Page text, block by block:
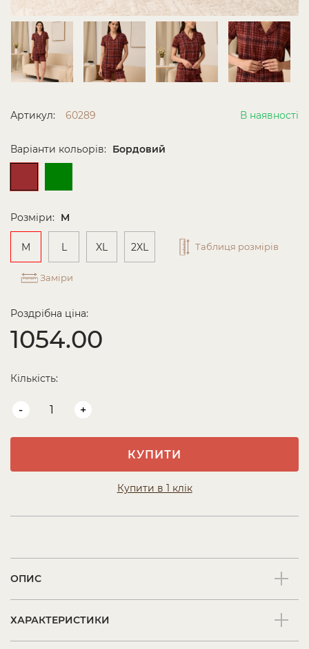
Артикул: 60289 В наявності
Варіанти кольорів: Бордовий
Розміри: M
M L XL 2XL Таблиця розмірів
Заміри
Роздрібна ціна:
1054.00
Кількість:
- +
КУПИТИ
Купити в 1 клік
ОПИС
ХАРАКТЕРИСТИКИ